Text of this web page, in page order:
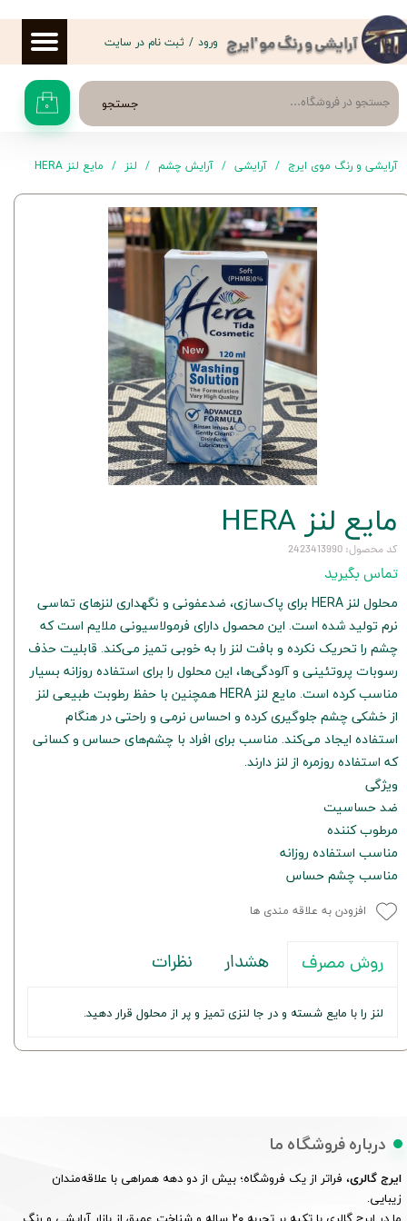
آرایشی و رنگ مو 'ایرج
جستجو ۰
ورود / ثبت نام در سایت
حساب کاربری من
تغییر گذر واژه
سفارشات
خروج از حساب کاربری
آرایشی و رنگ موی ایرج آرایشی آرایش چشم لنز مایع لنز HERA
مایع لنز HERA
کد محصول: 2423413990
تماس بگیرید
محلول لنز HERA برای پاک‌سازی، ضدعفونی و نگهداری لنزهای تماسی
نرم تولید شده است. این محصول دارای فرمولاسیونی ملایم است که
چشم را تحریک نکرده و بافت لنز را به خوبی تمیز می‌کند. قابلیت حذف
رسوبات پروتئینی و آلودگی‌ها، این محلول را برای استفاده روزانه بسیار
مناسب کرده است. مایع لنز HERA همچنین با حفظ رطوبت طبیعی لنز
از خشکی چشم جلوگیری کرده و احساس نرمی و راحتی در هنگام
استفاده ایجاد می‌کند. مناسب برای افراد با چشم‌های حساس و کسانی
که استفاده روزمره از لنز دارند.
ویژگی
ضد حساسیت
مرطوب کننده
مناسب استفاده روزانه
مناسب چشم حساس
افزودن به علاقه مندی ها
روش مصرف هشدار نظرات
لنز را با مایع شسته و در جا لنزی تمیز و پر از محلول قرار دهید.
درباره فروشگاه ما
ایرج گالری، فراتر از یک فروشگاه؛ بیش از دو دهه همراهی با علاقه‌مندان
زیبایی.